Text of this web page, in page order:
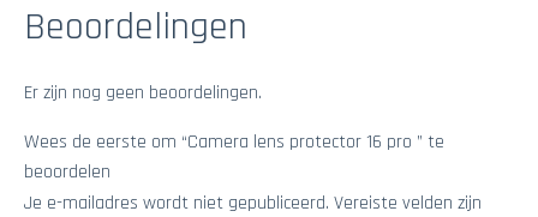
Beoordelingen
Er zijn nog geen beoordelingen.
Wees de eerste om “Camera lens protector 16 pro ” te
beoordelen
Je e-mailadres wordt niet gepubliceerd. Vereiste velden zijn